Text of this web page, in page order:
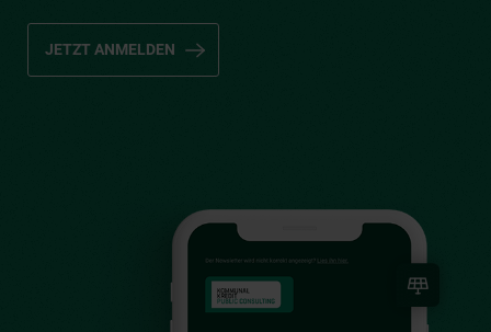
JETZT ANMELDEN